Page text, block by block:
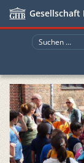
Gesellschaft